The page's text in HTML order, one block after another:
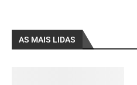
AS MAIS LIDAS